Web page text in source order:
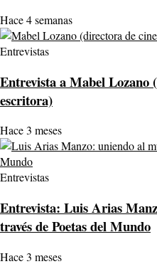
Hace 4 semanas
Entrevistas
Entrevista a Mabel Lozano
escritora)
Hace 3 meses
Entrevistas
Entrevista: Luis Arias
través de Poetas del Mundo
Hace 3 meses